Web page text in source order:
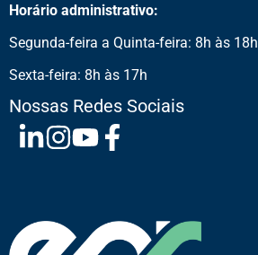
Horário administrativo:
Segunda-feira a Quinta-feira: 8h às 18h
Sexta-feira: 8h às 17h
Nossas Redes Sociais